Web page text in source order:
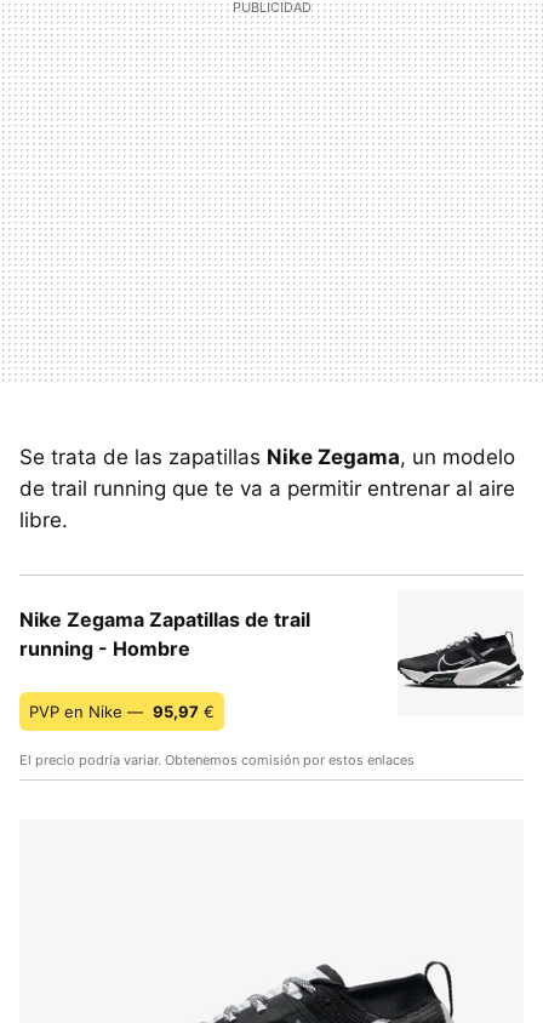
Se trata de las zapatillas Nike Zegama, un modelo
de trail running que te va a permitir entrenar al aire
libre.
Nike Zegama Zapatillas de trail
running - Hombre
PVP en Nike — 95,97 €
El precio podría variar. Obtenemos comisión por estos enlaces